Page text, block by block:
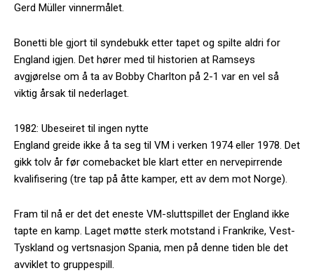
Gerd Müller vinnermålet.
Bonetti ble gjort til syndebukk etter tapet og spilte aldri for
England igjen. Det hører med til historien at Ramseys
avgjørelse om å ta av Bobby Charlton på 2-1 var en vel så
viktig årsak til nederlaget.
1982: Ubeseiret til ingen nytte
England greide ikke å ta seg til VM i verken 1974 eller 1978. Det
gikk tolv år før comebacket ble klart etter en nervepirrende
kvalifisering (tre tap på åtte kamper, ett av dem mot Norge).
Fram til nå er det det eneste VM-sluttspillet der England ikke
tapte en kamp. Laget møtte sterk motstand i Frankrike, Vest-
Tyskland og vertsnasjon Spania, men på denne tiden ble det
avviklet to gruppespill.